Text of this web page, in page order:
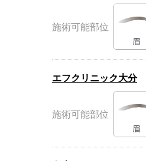
施術可能部位
エフクリニック大分
施術可能部位